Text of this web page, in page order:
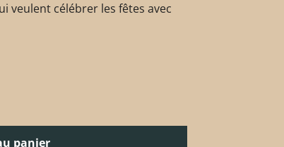
veulent célébrer les fêtes avec
panier